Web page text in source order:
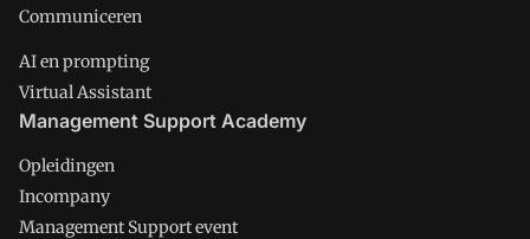
Communiceren
AI en prompting
Virtual Assistant
Management Support Academy
Opleidingen
Incompany
Management Support event